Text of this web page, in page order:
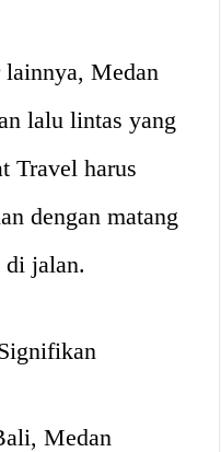
lainnya, Medan
lalu lintas yang
Travel harus
dengan matang
di jalan.
Medan